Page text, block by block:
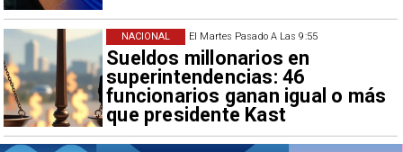
El Martes Pasado A Las 9:55
Sueldos millonarios en
superintendencias: 46
funcionarios ganan igual o más
que presidente Kast
NACIONAL